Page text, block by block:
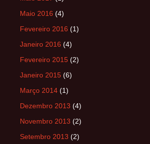
Maio 2016 (4)
Fevereiro 2016 (1)
Janeiro 2016 (4)
Fevereiro 2015 (2)
Janeiro 2015 (6)
Março 2014 (1)
Dezembro 2013 (4)
Novembro 2013 (2)
Setembro 2013 (2)